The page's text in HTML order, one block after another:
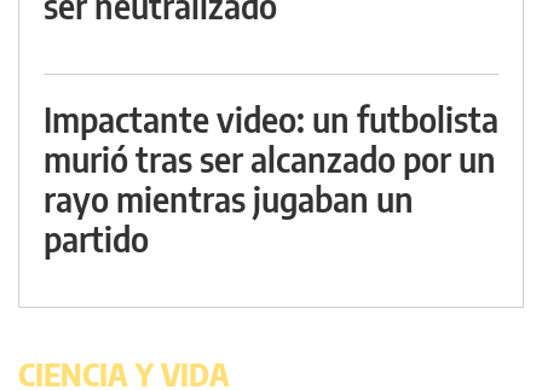
Impactante video: un futbolista
murió tras ser alcanzado por un
rayo mientras jugaban un
partido
CIENCIA Y VIDA